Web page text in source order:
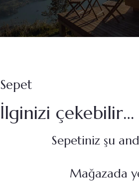
Sepet
İlginizi çekebilir…
Sepetiniz şu
Mağazada